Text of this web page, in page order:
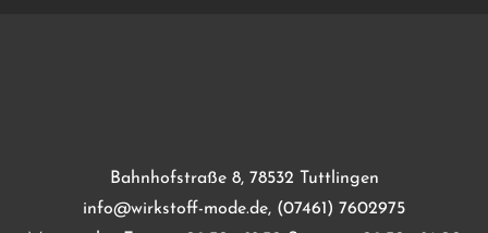
Bahnhofstraße 8, 78532 Tuttlingen
info@wirkstoff-mode.de, (07461) 7602975